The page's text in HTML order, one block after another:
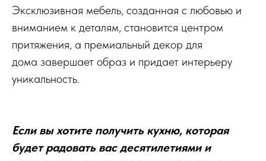
Эксклюзивная мебель, созданная с любовью и
вниманием к деталям, становится центром
притяжения, а премиальный декор для
дома завершает образ и придает интерьеру
уникальность.
Если вы хотите получить кухню, которая
будет радовать вас десятилетиями и